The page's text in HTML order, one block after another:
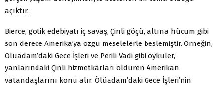
açıktır.
Bierce, gotik edebiyatı iç savaş, Çinli göçü, altına hücum gibi
son derece Amerika’ya özgü meselelerle beslemiştir. Örneğin,
Ölüadam’daki Gece İşleri ve Perili Vadi gibi öyküler,
yanlarındaki Çinli hizmetkârları öldüren Amerikan
vatandaşlarını konu alır. Ölüadam’daki Gece İşleri’nin